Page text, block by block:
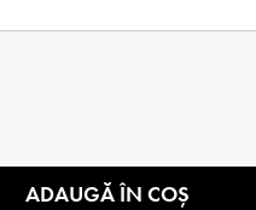
ADAUGĂ ÎN COȘ